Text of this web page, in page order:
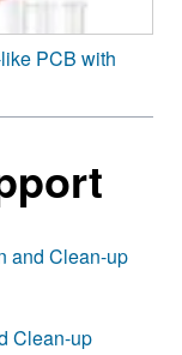
PCB with
and Clean-up
Clean-up